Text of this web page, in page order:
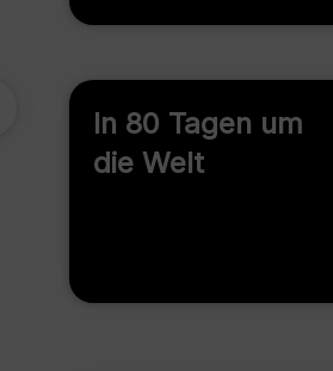
In 80 Tagen um
die Welt